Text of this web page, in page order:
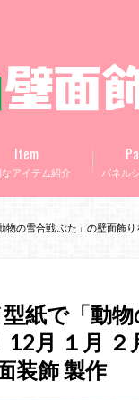
アイテム紹介
Item
パネル
物の雪合戦 ぶた」の壁面飾
紙で「動
月 １月 ２
装飾 製作